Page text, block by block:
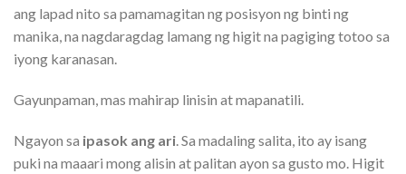
ang lapad nito sa pamamagitan ng posisyon ng binti ng
manika, na nagdaragdag lamang ng higit na pagiging totoo sa
iyong karanasan.
Gayunpaman, mas mahirap linisin at mapanatili.
Ngayon sa ipasok ang ari. Sa madaling salita, ito ay isang
puki na maaari mong alisin at palitan ayon sa gusto mo. Higit